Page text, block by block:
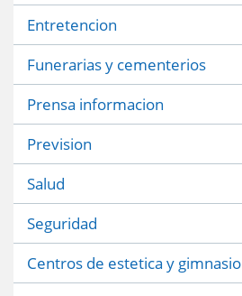
Entretencion
Funerarias y cementerios
Prensa informacion
Prevision
Salud
Seguridad
Centros de estetica y gimnasio